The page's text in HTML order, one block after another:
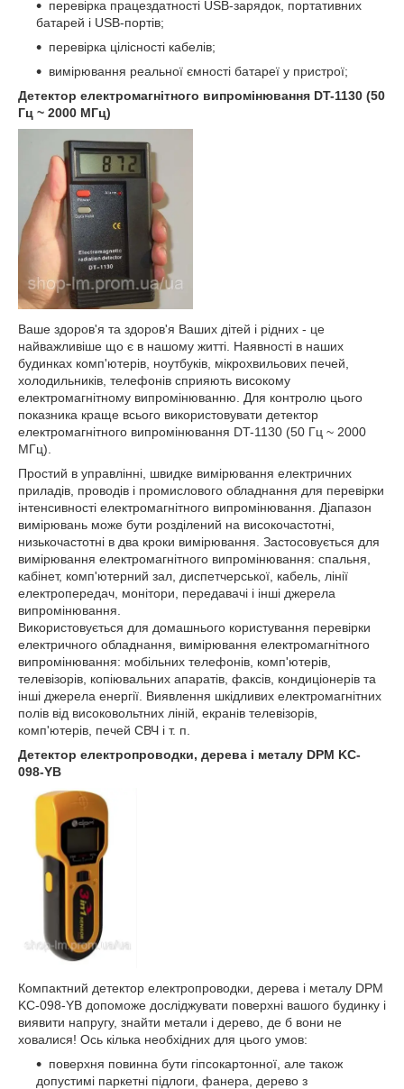
перевірка працездатності USB-зарядок, портативних
батарей і USB-портів;
перевірка цілісності кабелів;
вимірювання реальної ємності батареї у пристрої;
Детектор електромагнітного випромінювання DT-1130 (50
Гц ~ 2000 МГц)
Ваше здоров'я та здоров'я Ваших дітей і рідних - це
найважливіше що є в нашому житті. Наявності в наших
будинках комп'ютерів, ноутбуків, мікрохвильових печей,
холодильників, телефонів сприяють високому
електромагнітному випромінюванню. Для контролю цього
показника краще всього використовувати детектор
електромагнітного випромінювання DT-1130 (50 Гц ~ 2000
МГц).
Простий в управлінні, швидке вимірювання електричних
приладів, проводів і промислового обладнання для перевірки
інтенсивності електромагнітного випромінювання. Діапазон
вимірювань може бути розділений на високочастотні,
низькочастотні в два кроки вимірювання. Застосовується для
вимірювання електромагнітного випромінювання: спальня,
кабінет, комп'ютерний зал, диспетчерської, кабель, лінії
електропередач, монітори, передавачі і інші джерела
випромінювання.
Використовується для домашнього користування перевірки
електричного обладнання, вимірювання електромагнітного
випромінювання: мобільних телефонів, комп'ютерів,
телевізорів, копіювальних апаратів, факсів, кондиціонерів та
інші джерела енергії. Виявлення шкідливих електромагнітних
полів від високовольтних ліній, екранів телевізорів,
комп'ютерів, печей СВЧ і т. п.
Детектор електропроводки, дерева і металу DPM KC-
098-YB
Компактний детектор електропроводки, дерева і металу DPM
KC-098-YB допоможе досліджувати поверхні вашого будинку і
виявити напругу, знайти метали і дерево, де б вони не
ховалися! Ось кілька необхідних для цього умов:
поверхня повинна бути гіпсокартонної, але також
допустимі паркетні підлоги, фанера, дерево з